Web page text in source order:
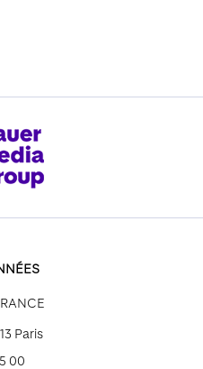
Paris
00